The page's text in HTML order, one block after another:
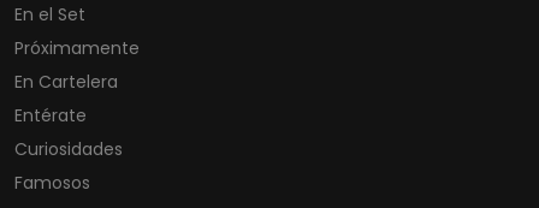
En el Set
Próximamente
En Cartelera
Entérate
Curiosidades
Famosos